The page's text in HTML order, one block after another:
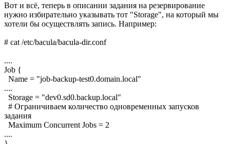
Вот и всё, теперь в описании задания на резервирование
нужно избирательно указывать тот "Storage", на который мы
хотели бы осуществлять запись. Например:
# cat /etc/bacula/bacula-dir.conf
....
Job {
Name = "job-backup-test0.domain.local"
....
Storage = "dev0.sd0.backup.local"
# Ограничиваем количество одновременных запусков
задания
Maximum Concurrent Jobs = 2
....